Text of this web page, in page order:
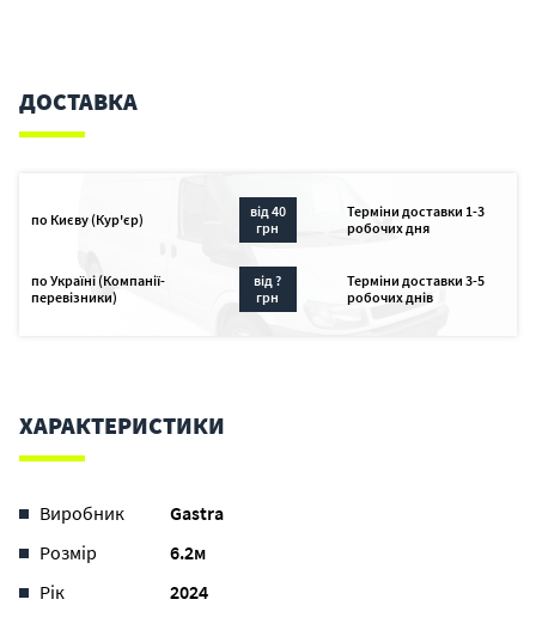
ДОСТАВКА
по Києву (Кур'єр)
від 40
грн
Терміни доставки 1-3
робочих дня
по Україні (Компанії-
перевізники)
від ?
грн
Терміни доставки 3-5
робочих днів
ХАРАКТЕРИСТИКИ
Виробник
Gastra
Розмір
6.2м
Рік
2024